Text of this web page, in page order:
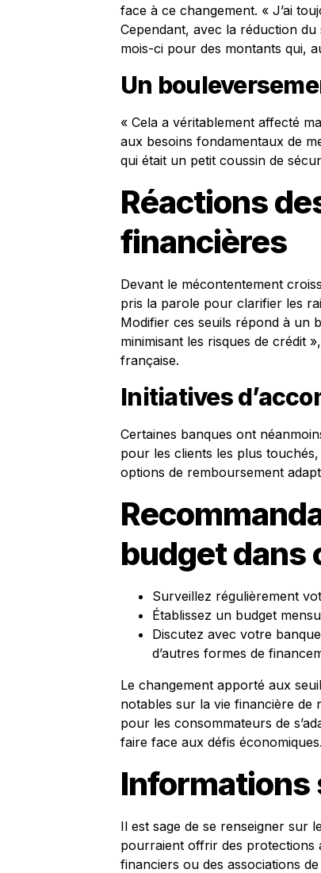
face à ce changement. « J’ai
Cependant, avec la réduction du
mois-ci pour des montants qui,
Un
« Cela a véritablement affecté
aux besoins fondamentaux de
qui était un petit coussin de
Réactions
financières
Devant le mécontentement
pris la parole pour clarifier les
Modifier ces seuils répond à un
minimisant les risques de crédit
française.
Initiatives
Certaines banques ont
pour les clients les plus
options de remboursement
budget dans
Surveillez régulièrement
Établissez un budget
Discutez avec votre
d’autres formes de
Le changement apporté aux
notables sur la vie financière de
pour les consommateurs de
faire face aux défis économiques.
Informations
Il est sage de se renseigner sur
pourraient offrir des protections
financiers ou des associations